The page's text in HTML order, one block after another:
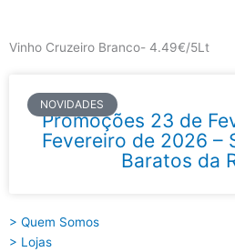
Vinho Cruzeiro Branco- 4.49€/5Lt
NOVIDADES
Promoções 23 de
Fevereiro de 2026 –
Baratos da
> Quem Somos
> Lojas